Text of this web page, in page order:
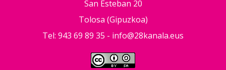
San Esteban 20
Tolosa (Gipuzkoa)
Tel: 943 69 89 35 - info@28kanala.eus